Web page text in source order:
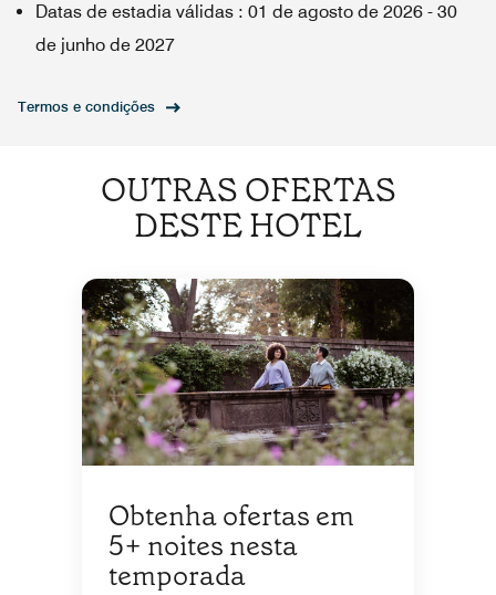
Datas de estadia válidas : 01 de agosto de 2026 - 30
de junho de 2027
Termos e condições
OUTRAS OFERTAS
DESTE HOTEL
Obtenha ofertas em
5+ noites nesta
temporada